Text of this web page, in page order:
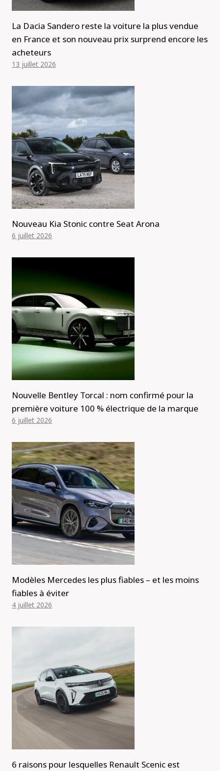
La Dacia Sandero reste la voiture la plus vendue
en France et son nouveau prix surprend encore les
acheteurs
13 juillet 2026
Nouveau Kia Stonic contre Seat Arona
6 juillet 2026
Nouvelle Bentley Torcal : nom confirmé pour la
première voiture 100 % électrique de la marque
6 juillet 2026
Modèles Mercedes les plus fiables – et les moins
fiables à éviter
4 juillet 2026
6 raisons pour lesquelles Renault Scenic est